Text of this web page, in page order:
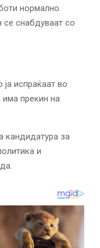
нормално.
се снабдуваат со
испраќаат во
прекин на
кандидатура за
и